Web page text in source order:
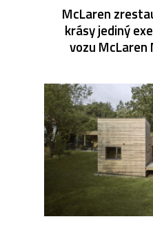
McLaren
krásy jediný
vozu McLaren